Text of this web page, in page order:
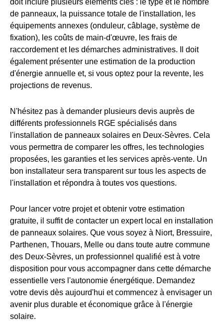
doit inclure plusieurs éléments clés : le type et le nombre
de panneaux, la puissance totale de l'installation, les
équipements annexes (onduleur, câblage, système de
fixation), les coûts de main-d'œuvre, les frais de
raccordement et les démarches administratives. Il doit
également présenter une estimation de la production
d'énergie annuelle et, si vous optez pour la revente, les
projections de revenus.
N'hésitez pas à demander plusieurs devis auprès de
différents professionnels RGE spécialisés dans
l'installation de panneaux solaires en Deux-Sèvres. Cela
vous permettra de comparer les offres, les technologies
proposées, les garanties et les services après-vente. Un
bon installateur sera transparent sur tous les aspects de
l'installation et répondra à toutes vos questions.
Pour lancer votre projet et obtenir votre estimation
gratuite, il suffit de contacter un expert local en installation
de panneaux solaires. Que vous soyez à Niort, Bressuire,
Parthenen, Thouars, Melle ou dans toute autre commune
des Deux-Sèvres, un professionnel qualifié est à votre
disposition pour vous accompagner dans cette démarche
essentielle vers l'autonomie énergétique. Demandez
votre devis dès aujourd'hui et commencez à envisager un
avenir plus durable et économique grâce à l'énergie
solaire.